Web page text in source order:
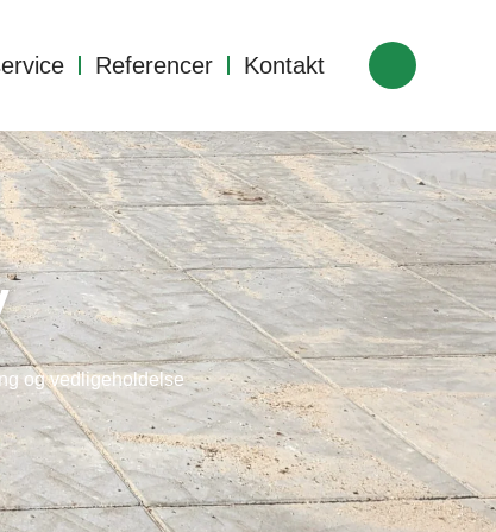
Referencer Kontakt
og vedligeholdelse